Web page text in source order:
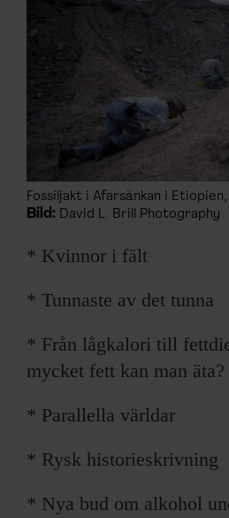
ARKIV & E-TIDNING
LYSSNA/PODD
EVENEMANG & RESOR
SHOP
KONTAKTA F&F
SKRIV I F&F
PRENUMERERA PÅ F&F
ANNONSERA I F&F
OM F&F
Fossiljakt i Afarsänkan i
Bild: David L. Brill Photography
* Kvinnor i fält
* Tunnaste av det tunna
* Från lågkalori till
mycket fett kan man äta?
* Parallella världar
* Rysk historieskrivning
* Nya bud om alkohol